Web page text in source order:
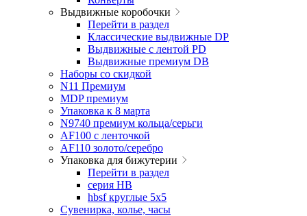
Выдвижные коробочки
Перейти в раздел
Классические выдвижные DP
Выдвижные с лентой PD
Выдвижные премиум DB
Наборы со скидкой
N11 Премиум
MDP премиум
Упаковка к 8 марта
N9740 премиум кольца/серьги
AF100 с ленточкой
AF110 золото/серебро
Упаковка для бижутерии
Перейти в раздел
серия HB
hbsf круглые 5x5
Сувенирка, колье, часы